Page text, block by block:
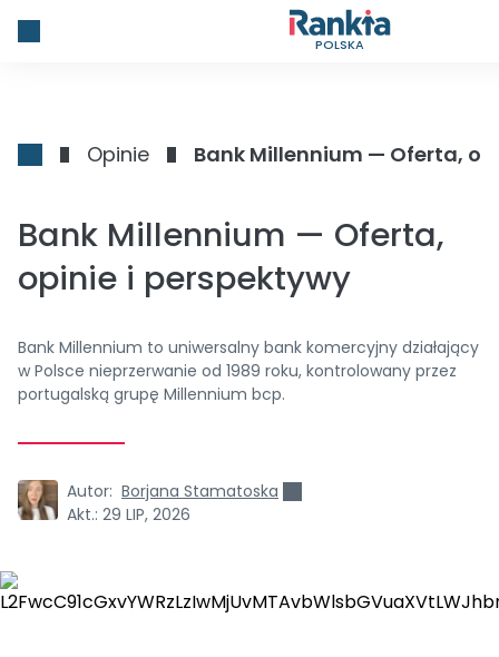
POLSKA
Opinie Bank Millennium — Oferta,
Bank Millennium — Oferta,
opinie i perspektywy
Bank Millennium to uniwersalny bank komercyjny działający
w Polsce nieprzerwanie od 1989 roku, kontrolowany przez
portugalską grupę Millennium bcp.
Autor: Borjana Stamatoska
Akt.: 29 LIP, 2026